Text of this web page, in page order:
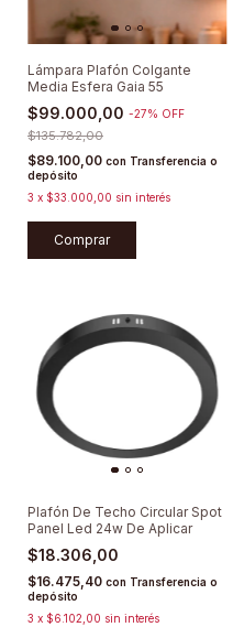
Lámpara Plafón Colgante
Media Esfera Gaia 55
$99.000,00 -27% OFF
$135.782,00
$89.100,00 con Transferencia o
depósito
3 x $33.000,00 sin interés
Comprar
Plafón De Techo Circular Spot
Panel Led 24w De Aplicar
$18.306,00
$16.475,40 con Transferencia o
depósito
3 x $6.102,00 sin interés